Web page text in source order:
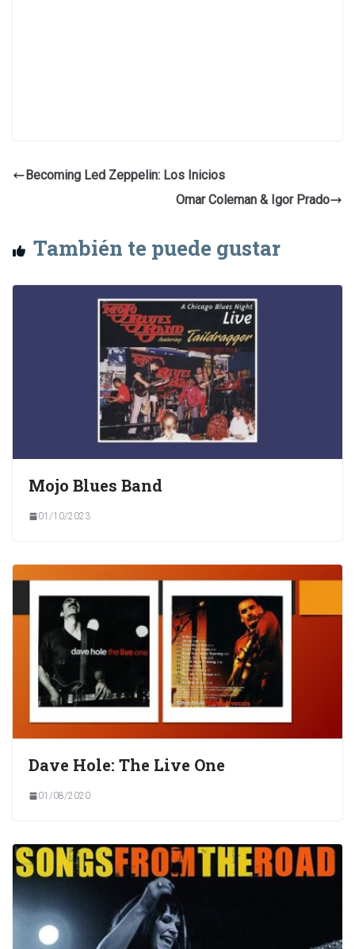
Becoming Led Zeppelin: Los Inicios
Omar Coleman & Igor Prado
También te puede gustar
Mojo Blues Band
01/10/2023
Dave Hole: The Live One
01/08/2020